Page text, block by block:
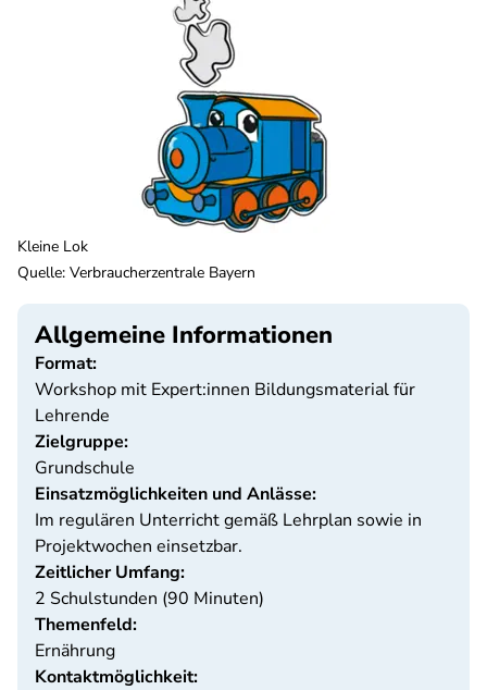
Kleine Lok
Quelle: Verbraucherzentrale Bayern
Allgemeine Informationen
Format:
Workshop mit Expert:innen Bildungsmaterial für
Lehrende
Zielgruppe:
Grundschule
Einsatzmöglichkeiten und Anlässe:
Im regulären Unterricht gemäß Lehrplan sowie in
Projektwochen einsetzbar.
Zeitlicher Umfang:
2 Schulstunden (90 Minuten)
Themenfeld:
Ernährung
Kontaktmöglichkeit: